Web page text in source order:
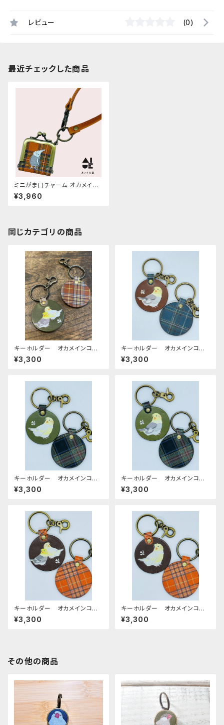
レビュー (0)
最近チェックした商品
ミニがま口チャーム オカメイン
コ ホワイトフェイス ぽわんシ
リーズ チェック タータンチェ
¥3,960
同じカテゴリの商品
キーホルダー オカメインコ 2
羽 ノーマル ルチノー Gree
n グリーン （ ブラウン タ
¥3,300
キーホルダー オカメインコ
ノーマル Brown ブラウン
ネイビー タータンチェック 栃
¥3,300
キーホルダー オカメインコ
ルチノー Green グリーン
（Blackタータンチェック） 栃
¥3,300
キーホルダー オカメインコ
ノーマル Green グリーン
（Blackタータンチェック） 栃
¥3,300
キーホルダー オカメインコ
ノーマル ルチノー ダークブラ
ウン DarkBrown （RedBro
¥3,300
キーホルダー オカメインコ
ルチノー ダークブラウン Dar
kBrown （RedBrownタータ
¥3,300
その他の商品